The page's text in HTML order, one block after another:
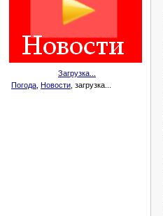
Загрузка...
Погода Новости , загрузка...